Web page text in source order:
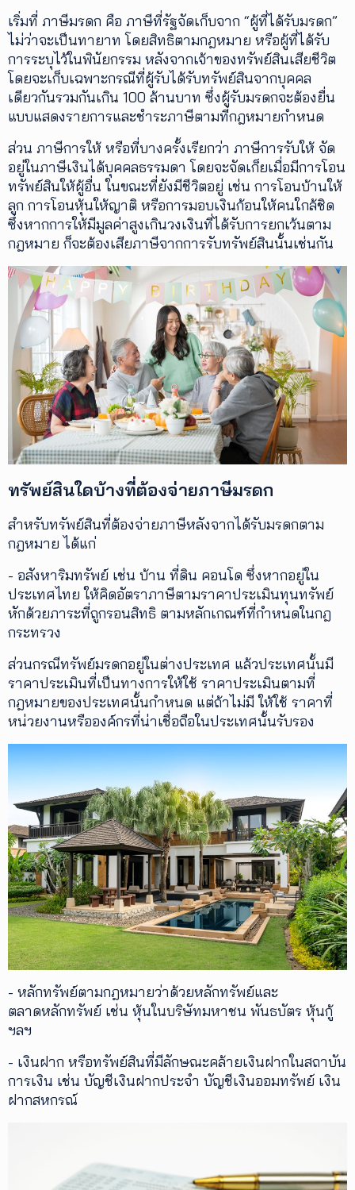
เริ่มที่ ภาษีมรดก คือ ภาษีที่รัฐจัดเก็บจาก “ผู้ที่ได้รับมรดก”
ไม่ว่าจะเป็นทายาท โดยสิทธิตามกฎหมาย หรือผู้ที่ได้รับ
การระบุไว้ในพินัยกรรม หลังจากเจ้าของทรัพย์สินเสียชีวิต
โดยจะเก็บเฉพาะกรณีที่ผู้รับได้รับทรัพย์สินจากบุคคล
เดียวกันรวมกันเกิน 100 ล้านบาท ซึ่งผู้รับมรดกจะต้องยื่น
แบบแสดงรายการและชำระภาษีตามที่กฎหมายกำหนด
ส่วน ภาษีการให้ หรือที่บางครั้งเรียกว่า ภาษีการรับให้ จัด
อยู่ในภาษีเงินได้บุคคลธรรมดา โดยจะจัดเก็ยเมื่อมีการโอน
ทรัพย์สินให้ผู้อื่น ในขณะที่ยังมีชีวิตอยู่ เช่น การโอนบ้านให้
ลูก การโอนหุ้นให้ญาติ หรือการมอบเงินก้อนให้คนใกล้ชิด
ซึ่งหากการให้มีมูลค่าสูงเกินวงเงินที่ได้รับการยกเว้นตาม
กฎหมาย ก็จะต้องเสียภาษีจากการรับทรัพย์สินนั้นเช่นกัน
ทรัพย์สินใดบ้างที่ต้องจ่ายภาษีมรดก
สำหรับทรัพย์สินที่ต้องจ่ายภาษีหลังจากได้รับมรดกตาม
กฎหมาย ได้แก่
- อสังหาริมทรัพย์ เช่น บ้าน ที่ดิน คอนโด ซึ่งหากอยู่ใน
ประเทศไทย ให้คิดอัตราภาษีตามราคาประเมินทุนทรัพย์
หักด้วยภาระที่ถูกรอนสิทธิ ตามหลักเกณฑ์ที่กำหนดในกฎ
กระทรวง
ส่วนกรณีทรัพย์มรดกอยู่ในต่างประเทศ แล้วประเทศนั้นมี
ราคาประเมินที่เป็นทางการให้ใช้ ราคาประเมินตามที่
กฎหมายของประเทศนั้นกำหนด แต่ถ้าไม่มี ให้ใช้ ราคาที่
หน่วยงานหรือองค์กรที่น่าเชื่อถือในประเทศนั้นรับรอง
- หลักทรัพย์ตามกฎหมายว่าด้วยหลักทรัพย์และ
ตลาดหลักทรัพย์ เช่น หุ้นในบริษัทมหาชน พันธบัตร หุ้นกู้
ฯลฯ
- เงินฝาก หรือทรัพย์สินที่มีลักษณะคล้ายเงินฝากในสถาบัน
การเงิน เช่น บัญชีเงินฝากประจำ บัญชีเงินออมทรัพย์ เงิน
ฝากสหกรณ์